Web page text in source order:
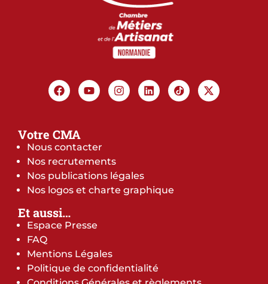
Votre CMA
Nous contacter
Nos recrutements
Nos publications légales
Nos logos et charte graphique
Et aussi…
Espace Presse
FAQ
Mentions Légales
Politique de confidentialité